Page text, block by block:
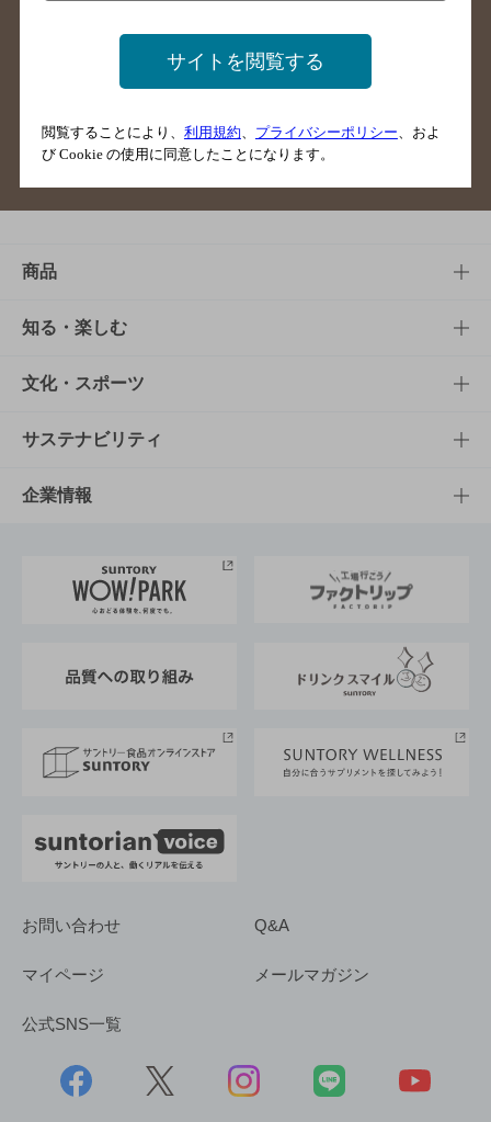
店舗登録方法のご案内
店舗情報更新方法のご案内
掲載店舗様ログイン
ご意見・ご感想
商品
商品TOP
商品一覧
商品発売情報
栄養成分一覧
知る・楽しむ
知る・楽しむTOP
キャンペーン
工場見学
地域情報
文化・スポーツ
文化・スポーツTOP
サントリーホール
サントリーサンバーズ大阪
サステナビリティ
サステナビリティTOP
サントリーが考えるサステナビリティ経営
企業情報
企業概要
採用情報
お問い合わせ Q&A
マイページ メールマガジン
公式SNS一覧
サイトを閲覧する
閲覧することにより、 利用規約 プライバシーポリシー 、およ
び Cookie の使用に同意したことになります。